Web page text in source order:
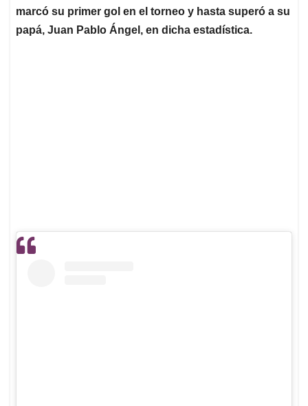
marcó su primer gol en el torneo y hasta superó a su
papá, Juan Pablo Ángel, en dicha estadística.